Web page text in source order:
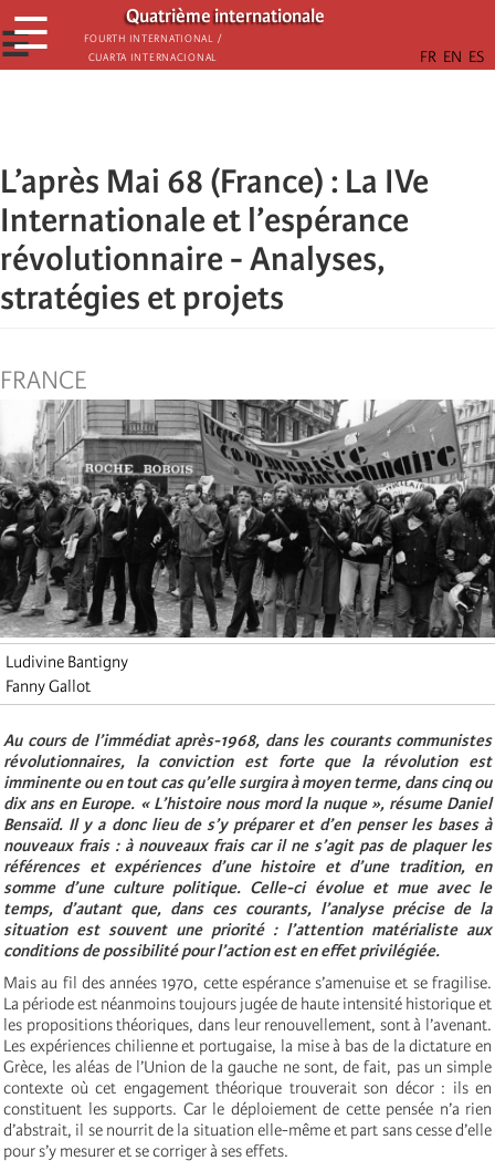
Passar
para
o
Quatrième internationale
Fourth International /
Cuarta Internacional
☰
☰
L’après Mai 68 (France) : La IVe
Internationale et l’espérance
révolutionnaire - Analyses,
stratégies et projets
FRANCE
Ludivine Bantigny
Fanny Gallot
Au cours de l’immédiat après-1968, dans les courants communistes
révolutionnaires, la conviction est forte que la révolution est
imminente ou en tout cas qu’elle surgira à moyen terme, dans cinq ou
dix ans en Europe. « L’histoire nous mord la nuque », résume Daniel
Bensaïd. Il y a donc lieu de s’y préparer et d’en penser les bases à
nouveaux frais : à nouveaux frais car il ne s’agit pas de plaquer les
références et expériences d’une histoire et d’une tradition, en
somme d’une culture politique. Celle-ci évolue et mue avec le
temps, d’autant que, dans ces courants, l’analyse précise de la
situation est souvent une priorité : l’attention matérialiste aux
conditions de possibilité pour l’action est en effet privilégiée.
Mais au fil des années 1970, cette espérance s’amenuise et se fragilise.
La période est néanmoins toujours jugée de haute intensité historique et
les propositions théoriques, dans leur renouvellement, sont à l’avenant.
Les expériences chilienne et portugaise, la mise à bas de la dictature en
Grèce, les aléas de l’Union de la gauche ne sont, de fait, pas un simple
contexte où cet engagement théorique trouverait son décor : ils en
constituent les supports. Car le déploiement de cette pensée n’a rien
d’abstrait, il se nourrit de la situation elle-même et part sans cesse d’elle
pour s’y mesurer et se corriger à ses effets.